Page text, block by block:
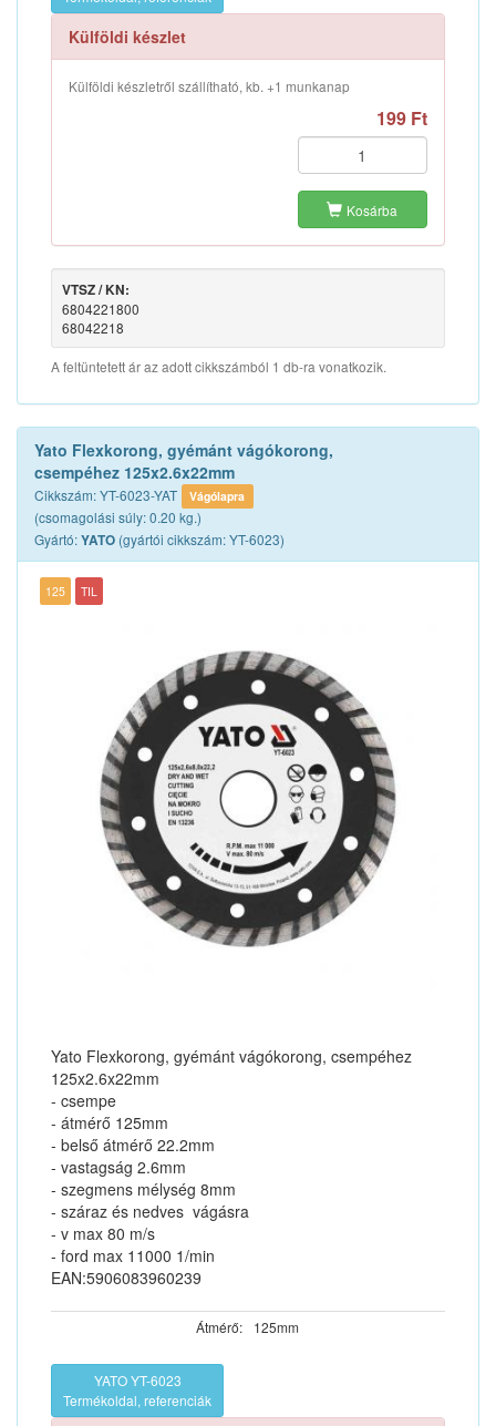
Külföldi készlet
Külföldi készletről szállítható, kb. +1 munkanap
199 Ft
Kosárba
VTSZ / KN:
6804221800
68042218
A feltüntetett ár az adott cikkszámból 1 db-ra vonatkozik.
Yato Flexkorong, gyémánt vágókorong,
csempéhez 125x2.6x22mm
Cikkszám: YT-6023-YAT Vágólapra
(csomagolási súly: 0.20 kg.)
Gyártó:YATO (gyártói cikkszám: YT-6023)
125 TIL
Yato Flexkorong, gyémánt vágókorong, csempéhez
125x2.6x22mm
- csempe
- átmérő 125mm
- belső átmérő 22.2mm
- vastagság 2.6mm
- szegmens mélység 8mm
- száraz és nedves vágásra
- v max 80 m/s
- ford max 11000 1/min
EAN:5906083960239
Átmérő: 125mm
YATO YT-6023
Termékoldal, referenciák